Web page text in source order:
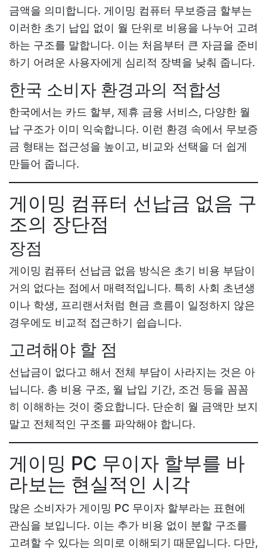
금액을 의미합니다. 게이밍 컴퓨터 무보증금 할부는
이러한 초기 납입 없이 월 단위로 비용을 나누어 고려
하는 구조를 말합니다. 이는 처음부터 큰 자금을 준비
하기 어려운 사용자에게 심리적 장벽을 낮춰 줍니다.
한국 소비자 환경과의 적합성
한국에서는 카드 할부, 제휴 금융 서비스, 다양한 월
납 구조가 이미 익숙합니다. 이런 환경 속에서 무보증
금 형태는 접근성을 높이고, 비교와 선택을 더 쉽게
만들어 줍니다.
게이밍 컴퓨터 선납금 없음 구
조의 장단점
장점
게이밍 컴퓨터 선납금 없음 방식은 초기 비용 부담이
거의 없다는 점에서 매력적입니다. 특히 사회 초년생
이나 학생, 프리랜서처럼 현금 흐름이 일정하지 않은
경우에도 비교적 접근하기 쉽습니다.
고려해야 할 점
선납금이 없다고 해서 전체 부담이 사라지는 것은 아
닙니다. 총 비용 구조, 월 납입 기간, 조건 등을 꼼꼼
히 이해하는 것이 중요합니다. 단순히 월 금액만 보지
말고 전체적인 구조를 파악해야 합니다.
게이밍 PC 무이자 할부를 바
라보는 현실적인 시각
많은 소비자가 게이밍 PC 무이자 할부라는 표현에
관심을 보입니다. 이는 추가 비용 없이 분할 구조를
고려할 수 있다는 의미로 이해되기 때문입니다. 다만,